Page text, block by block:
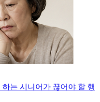
하는 시니어가 끊어야 할 행